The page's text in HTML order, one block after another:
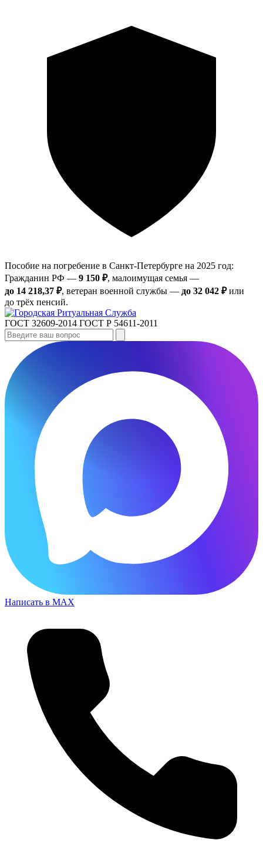
Пособие на погребение в Санкт‑Петербурге на 2025 год:
Гражданин РФ — 9 150 ₽, малоимущая семья —
до 14 218,37 ₽, ветеран военной службы — до 32 042 ₽или
до трёх пенсий.
ГОСТ 32609-2014 ГОСТ Р 54611-2011
Написать в MAX